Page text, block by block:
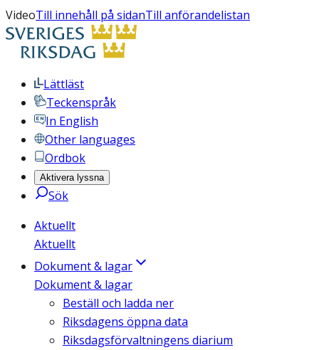
VideoTill innehåll på sidanTill anförandelistan
Lättläst
Teckenspråk
In English
Other languages
Ordbok
Aktivera lyssna
Sök
Aktuellt
Aktuellt
Dokument & lagar
Dokument & lagar
Beställ och ladda ner
Riksdagens öppna data
Riksdagsförvaltningens diarium